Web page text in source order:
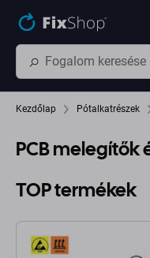
Kezdőlap Pótalkatrészek
PCB melegítők
TOP termékek